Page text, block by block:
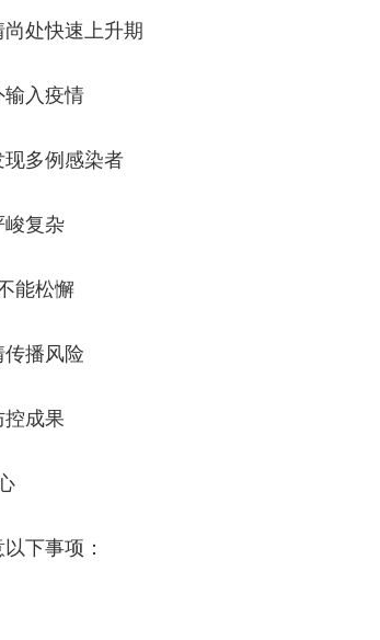
处快速上升期
入疫情
多例感染者
峻复杂
能松懈
播风险
成果
下事项：